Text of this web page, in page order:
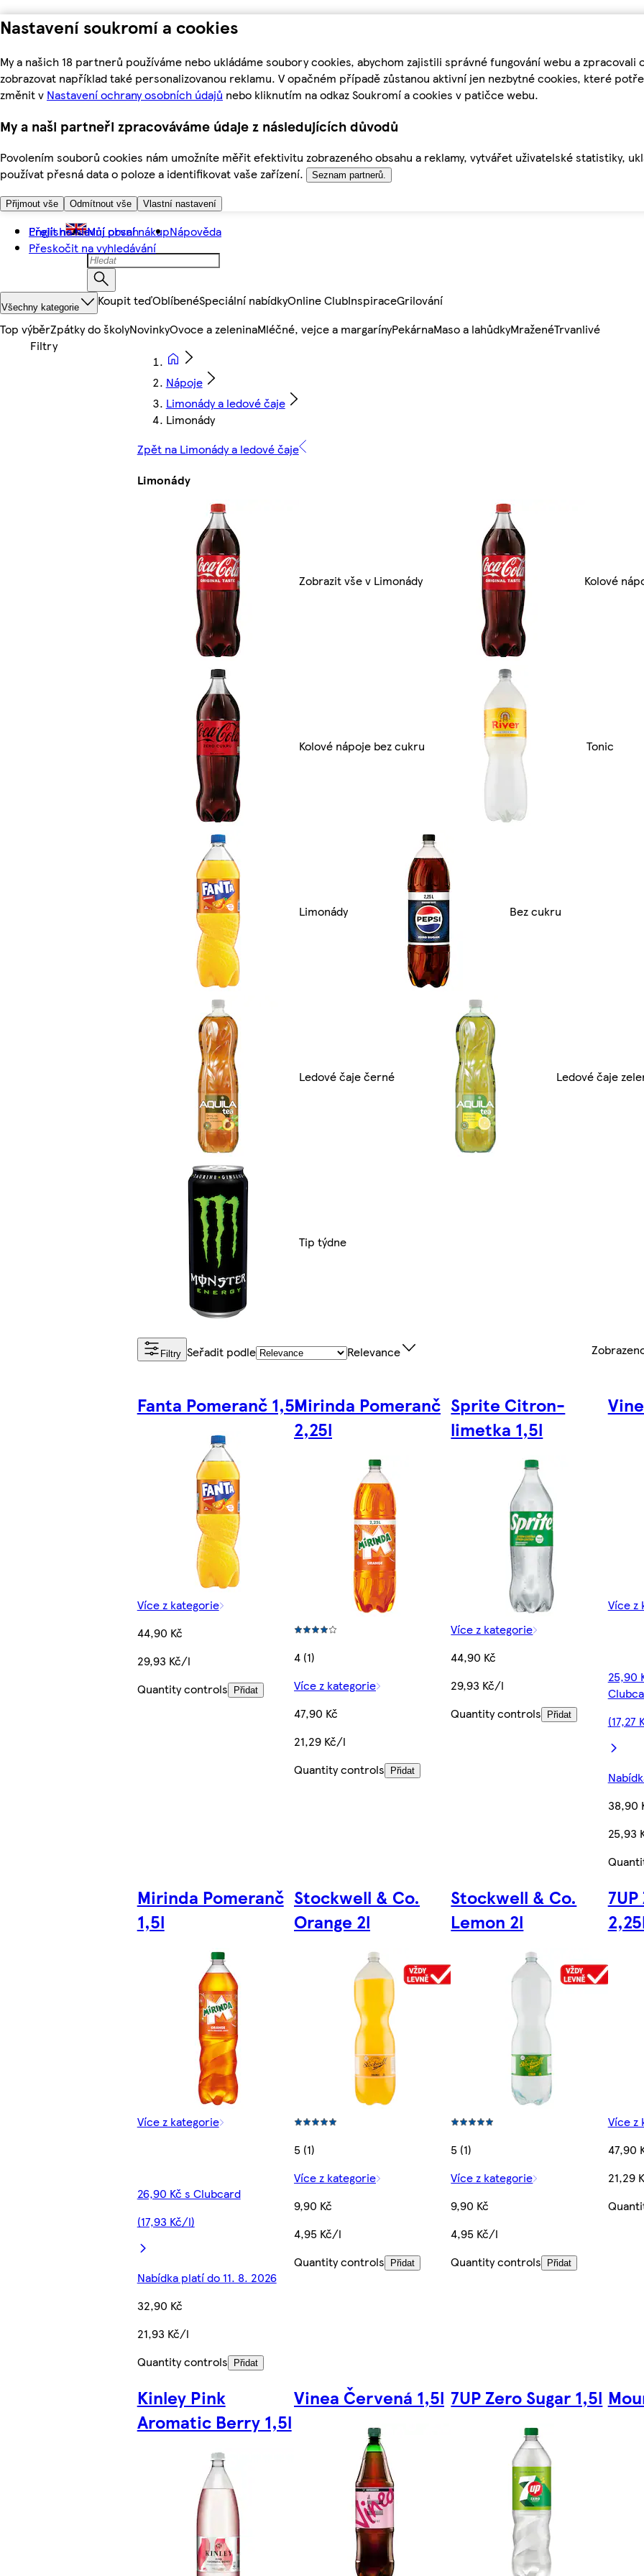
Nastavení soukromí a cookies
My a našich 18 partnerů používáme nebo ukládáme soubory cookies, abychom zajistili správné fungování webu a
zobrazovat například také personalizovanou reklamu. V opačném případě zůstanou aktivní jen nezbytné cookies, které
změnit v Nastavení ochrany osobních údajů nebo kliknutím na odkaz Soukromí a cookies v patičce webu.
My a naši partneři zpracováváme údaje z následujících důvodů
Povolením souborů cookies nám umožníte měřit efektivitu zobrazeného obsahu a reklamy, vytvářet uživatelské statistiky,
používat přesná data o poloze a identifikovat vaše zařízení.
Seznam partnerů.
Přijmout vše Odmítnout vše Vlastní nastavení
Přejít na hlavní obsah
Přeskočit na vyhledávání
English Můj první nákupNápověda
Všechny kategorie Koupit teďOblíbenéSpeciální nabídkyOnline ClubInspiraceGrilování
Top výběrZpátky do školyNovinkyOvoce a zeleninaMléčné, vejce a margarínyPekárnaMaso a lahůdkyMraženéTrvanlivé
Nápoje
Limonády a ledové čaje
Limonády
Zpět na Limonády a ledové čaje
Limonády
Zobrazit vše v Limonády Kolové
Kolové nápoje bez cukru Tonic
Limonády Bez cukru
Ledové čaje černé Ledové čaje
Tip týdne
Filtry Seřadit podle Relevance
Fanta Pomeranč 1,5l
Více z kategorie
44,90 Kč
29,93 Kč/l
Quantity controls
Přidat
Mirinda Pomeranč
2,25l
4 (1)
Více z kategorie
47,90 Kč
21,29 Kč/l
Quantity controls
Přidat
Sprite Citron-
limetka 1,5l
Více z kategorie
44,90 Kč
29,93 Kč/l
Quantity controls
Přidat
Více z
25,90
(17,27
38,90
25,93
Mirinda Pomeranč
1,5l
Více z kategorie
26,90 Kč s Clubcard
(17,93 Kč/l)
Nabídka platí do 11. 8. 2026
32,90 Kč
21,93 Kč/l
Quantity controls
Přidat
Stockwell & Co.
Orange 2l
5 (1)
Více z kategorie
9,90 Kč
4,95 Kč/l
Quantity controls
Přidat
Stockwell & Co.
Lemon 2l
5 (1)
Více z kategorie
9,90 Kč
4,95 Kč/l
Quantity controls
Přidat
Více z
47,90
21,29
Kinley Pink
Aromatic Berry 1,5l
Vinea Červená 1,5l 7UP Zero Sugar 1,5l